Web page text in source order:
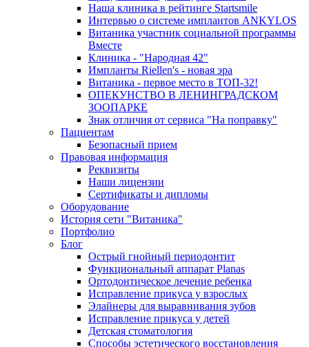
Наша клиника в рейтинге Startsmile
Интервью о системе имплантов ANKYLOS
Витаника участник социальной программы
Вместе
Клиника - "Народная 42"
Импланты Riellen's - новая эра
Витаника - первое место в ТОП-32!
ОПЕКУНСТВО В ЛЕНИНГРАДСКОМ
ЗООПАРКЕ
Знак отличия от сервиса "На поправку"
Пациентам
Безопасный прием
Правовая информация
Реквизиты
Наши лицензии
Сертификаты и дипломы
Оборудование
История сети "Витаника"
Портфолио
Блог
Острый гнойный периодонтит
Функциональный аппарат Planas
Ортодонтическое лечение ребенка
Исправление прикуса у взрослых
Элайнеры для выравнивания зубов
Исправление прикуса у детей
Детская стоматология
Способы эстетического восстановления